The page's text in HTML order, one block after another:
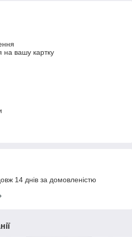
на вашу картку
14 днів за домовленістю